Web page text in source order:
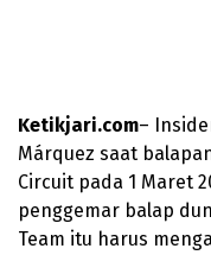
Ketikjari.com–
Márquez saat
Circuit pada 1 Maret
penggemar balap
Team itu harus